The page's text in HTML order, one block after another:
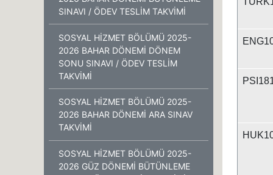
SINAVI / ÖDEV TESLİM TAKVİMİ
SOSYAL HİZMET BÖLÜMÜ 2025-
2026 BAHAR DÖNEMİ DÖNEM
SONU SINAVI / ÖDEV TESLİM
TAKVİMİ
SOSYAL HİZMET BÖLÜMÜ 2025-
2026 BAHAR DÖNEMİ ARA SINAV
TAKVİMİ
SOSYAL HİZMET BÖLÜMÜ 2025-
2026 GÜZ DÖNEMİ BÜTÜNLEME